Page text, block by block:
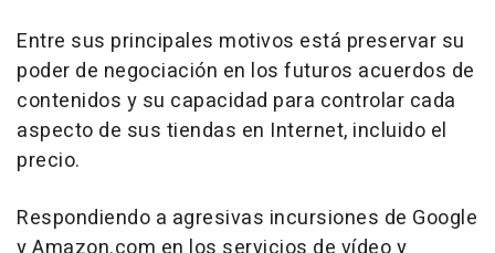
Entre sus principales motivos está preservar su
poder de negociación en los futuros acuerdos de
contenidos y su capacidad para controlar cada
aspecto de sus tiendas en Internet, incluido el
precio.
Respondiendo a agresivas incursiones de Google